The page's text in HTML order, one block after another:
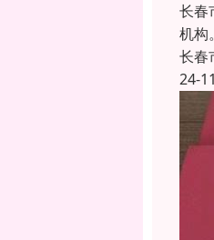
长春
机构
长春
24-